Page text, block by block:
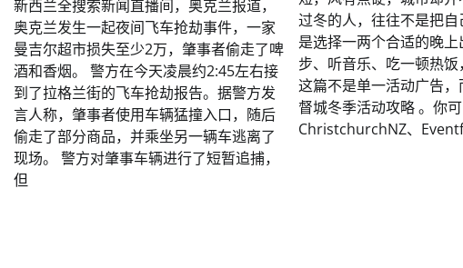
新西兰全搜索新闻直播间，奥克兰报道，
奥克兰发生一起夜间飞车抢劫事件，一家
曼吉尔超市损失至少2万，肇事者偷走了啤
酒和香烟。 警方在今天凌晨约2:45左右接
到了拉格兰街的飞车抢劫报告。据警方发
言人称，肇事者使用车辆猛撞入口，随后
偷走了部分商品，并乘坐另一辆车逃离了
现场。 警方对肇事车辆进行了短暂追捕，
但
过冬的人，往往不是把
是选择一两个合适的晚
步、听音乐、吃一顿热饭
这篇不是单一活动广告
督城冬季活动攻略 。你
ChristchurchNZ、